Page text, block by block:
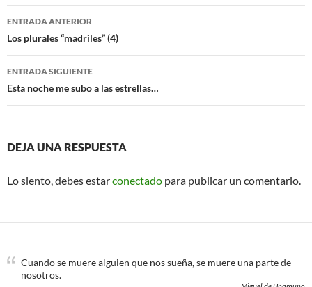
o
o
e
r
Navegación
de
entradas
ENTRADA ANTERIOR
Los plurales “madriles” (4)
ENTRADA SIGUIENTE
Esta noche me subo a las estrellas…
DEJA UNA RESPUESTA
Lo siento, debes estarconectado para publicar un comentario.
Cuando se muere alguien que nos sueña, se muere una parte de
nosotros.